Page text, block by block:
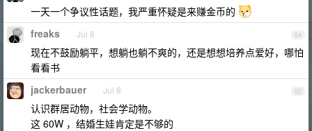
一天一个争议性话题，我严重怀疑是来赚金币的
64
freaks Jul 8
现在不鼓励躺平，想躺也躺不爽的，还是想想培养点爱好，哪怕
看看书
65
jackerbauer Jul 8
认识群居动物，社会学动物。
这 60W ，结婚生娃肯定是不够的